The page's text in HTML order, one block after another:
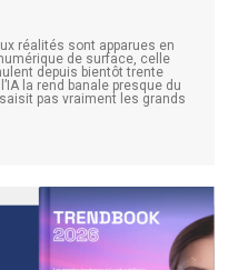
réalités sont apparues en
de surface, celle
depuis bientôt trente
la rend banale presque du
pas vraiment les grands